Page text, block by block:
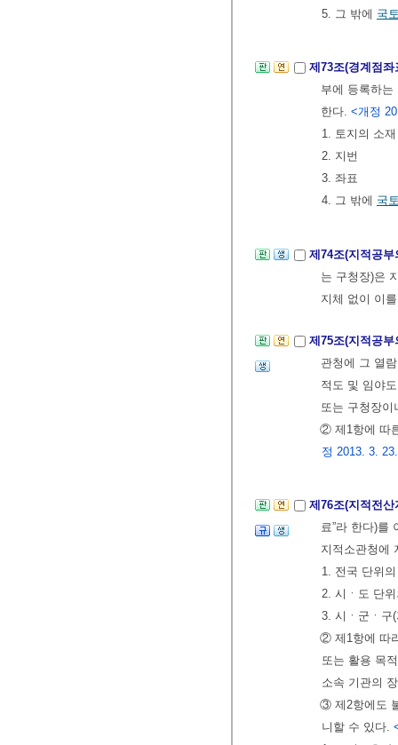
5. 그 밖에 국
제73조(경계점
부에 등록하
한다. <개정
1. 토지의 소재
2. 지번
3. 좌표
4. 그 밖에 국
제74조(지적공
는 구청장)은
지체 없이 이
제75조(지적공
관청에 그 열
적도 및 임야
또는 구청장
② 제1항에 따
정 2013. 3.
제76조(지적전
료”라 한다)를
지적소관청에
1. 전국 단위
2. 시ㆍ도 단
3. 시ㆍ군ㆍ구
② 제1항에 따
또는 활용 목
소속 기관의
③ 제2항에도
니할 수 있다.